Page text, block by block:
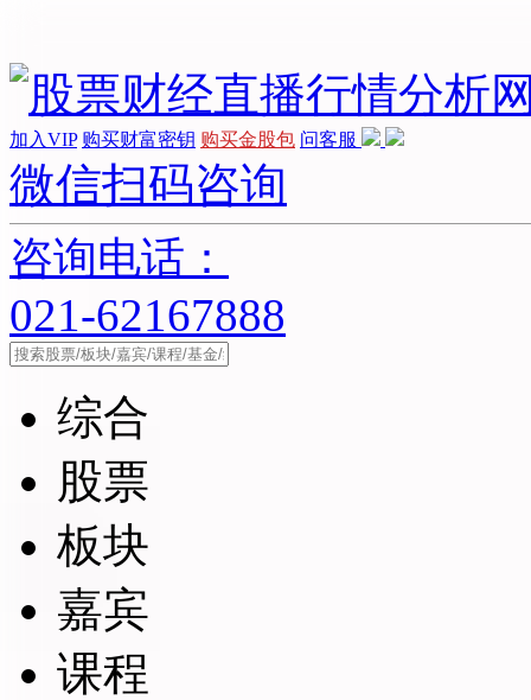
加入VIP 购买财富密钥 购买金股包 问客服
微信扫码咨询
咨询电话：
021-62167888
综合
股票
板块
嘉宾
课程